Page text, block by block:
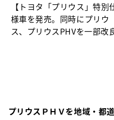
【トヨタ「プリウス」特別
様車を発売。同時にプリウ
ス、プリウスPHVを一部改
プリウスＰＨＶを地域・都